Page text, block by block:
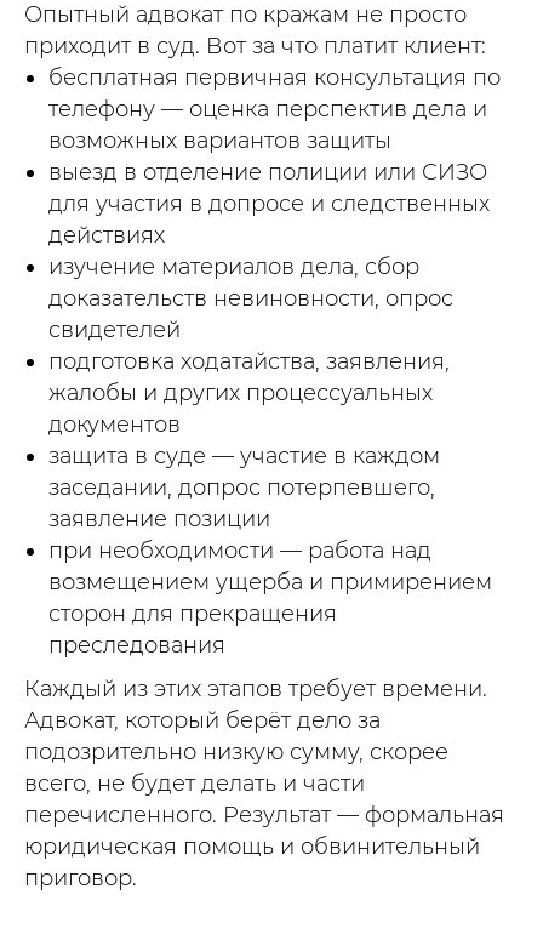
Опытный адвокат по кражам не просто
приходит в суд. Вот за что платит клиент:
бесплатная первичная консультация по
телефону — оценка перспектив дела и
возможных вариантов защиты
выезд в отделение полиции или СИЗО
для участия в допросе и следственных
действиях
изучение материалов дела, сбор
доказательств невиновности, опрос
свидетелей
подготовка ходатайства, заявления,
жалобы и других процессуальных
документов
защита в суде — участие в каждом
заседании, допрос потерпевшего,
заявление позиции
при необходимости — работа над
возмещением ущерба и примирением
сторон для прекращения
преследования
Каждый из этих этапов требует времени.
Адвокат, который берёт дело за
подозрительно низкую сумму, скорее
всего, не будет делать и части
перечисленного. Результат — формальная
юридическая помощь и обвинительный
приговор.